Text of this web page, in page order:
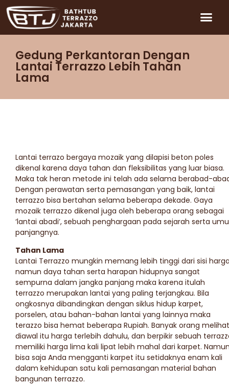
Gedung Perkantoran Dengan
Lantai Terrazzo Lebih Tahan
Lama
Lantai terrazo bergaya mozaik yang dilapisi beton poles
dikenal karena daya tahan dan fleksibilitas yang luar biasa.
Maka tak heran metode ini telah ada selama berabad-
Dengan perawatan serta pemasangan yang baik, lantai
terrazzo bisa bertahan selama beberapa dekade. Gaya
mozaik terrazzo dikenal juga oleh beberapa orang sebagai
‘lantai abadi’, sebuah penghargaan pada sejarah serta
panjangnya.
Tahan Lama
Lantai Terrazzo mungkin memang lebih tinggi dari sisi
namun daya tahan serta harapan hidupnya sangat
sempurna dalam jangka panjang maka karena itulah
terrazzo merupakan lantai yang paling terjangkau. Bila
ongkosnya dibandingkan dengan siklus hidup karpet,
porselen, atau bahan-bahan lantai yang lainnya maka
terazzo bisa hemat beberapa Rupiah. Banyak orang melihat
diawal itu harga terlebih dahulu, dan berpikir sebuah
memiliki harga lima kali lipat lebih mahal dari karpet.
bisa saja Anda mengganti karpet itu setidaknya enam kali
dalam kehidupan satu kali pemasangan material bahan
bangunan terrazzo.